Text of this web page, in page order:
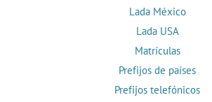
Lada México
Lada USA
Matrículas
Prefijos de países
Prefijos telefónicos